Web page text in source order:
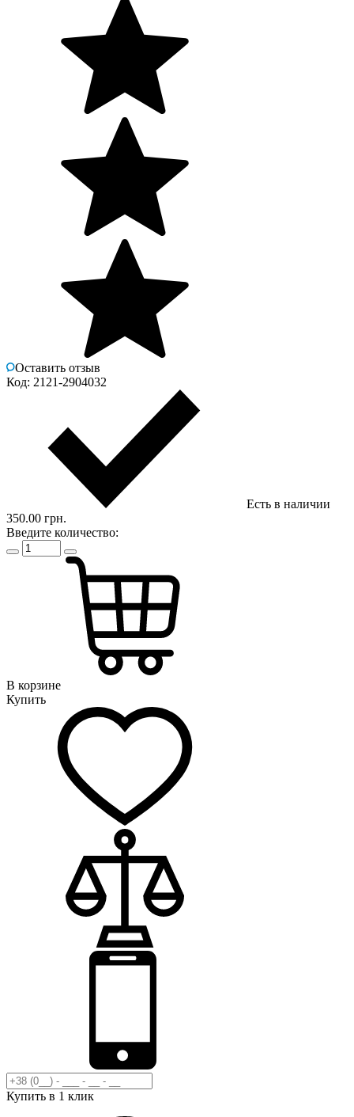
Оставить отзыв
Код: 2121-2904032
Есть в наличии
350.00 грн.
Введите количество:
В корзине
Купить
Купить в 1 клик